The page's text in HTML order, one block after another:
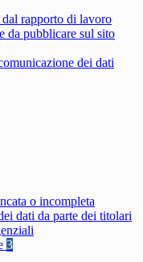
rapporto di lavoro
da pubblicare sul sito
dei dati
o incompleta
dati da parte dei titolari
3